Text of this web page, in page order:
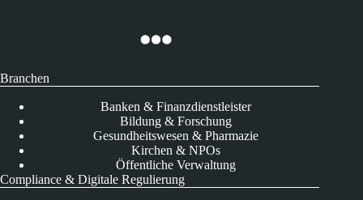
Branchen
Banken & Finanzdienstleister
Bildung & Forschung
Gesundheitswesen & Pharmazie
Kirchen & NPOs
Öffentliche Verwaltung
Compliance & Digitale Regulierung